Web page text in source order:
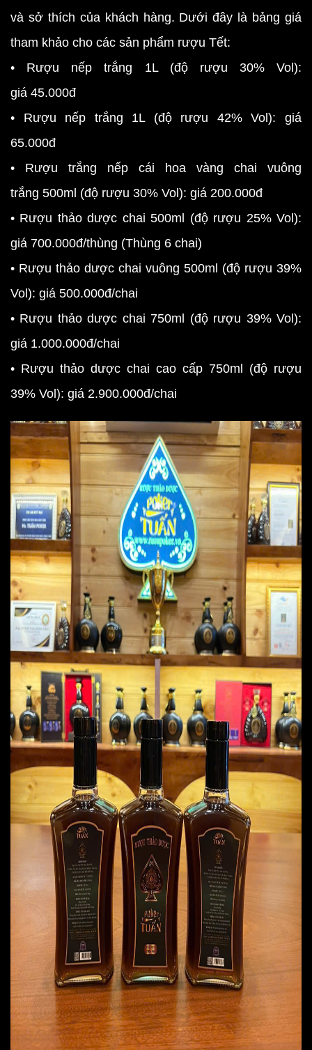
và sở thích của khách hàng. Dưới đây là bảng giá
tham khảo cho các sản phẩm rượu Tết:
• Rượu nếp trắng 1L (độ rượu 30% Vol):
giá 45.000đ
• Rượu nếp trắng 1L (độ rượu 42% Vol): giá
65.000đ
• Rượu trắng nếp cái hoa vàng chai vuông
trắng 500ml (độ rượu 30% Vol): giá 200.000đ
• Rượu thảo dược chai 500ml (độ rượu 25% Vol):
giá 700.000đ/thùng (Thùng 6 chai)
• Rượu thảo dược chai vuông 500ml (độ rượu 39%
Vol): giá 500.000đ/chai
• Rượu thảo dược chai 750ml (độ rượu 39% Vol):
giá 1.000.000đ/chai
• Rượu thảo dược chai cao cấp 750ml (độ rượu
39% Vol): giá 2.900.000đ/chai